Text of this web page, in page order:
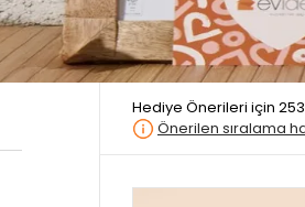
Hediye Önerileri için
Önerilen sıralama